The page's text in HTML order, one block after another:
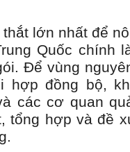
lớn nhất để
Quốc chính
Để vùng
hợp đồng bộ,
các cơ quan
tổng hợp và đề